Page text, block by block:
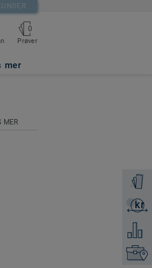
0
Prøver
mer
Få en
kr
Få et
Legg
Finn
MER